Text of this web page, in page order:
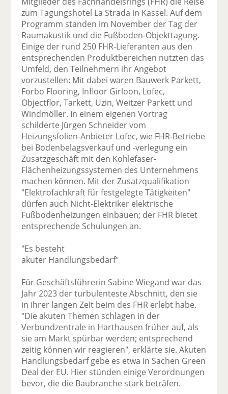
zum Tagungshotel La Strada in Kassel. Auf dem
Programm standen im November der Tag der
Raumakustik und die Fußboden-Objekttagung.
Einige der rund 250 FHR-Lieferanten aus den
entsprechenden Produktbereichen nutzten das
Umfeld, den Teilnehmern ihr Angebot
vorzustellen: Mit dabei waren Bauwerk Parkett,
Forbo Flooring, Infloor Girloon, Lofec,
Objectflor, Tarkett, Uzin, Weitzer Parkett und
Windmöller. In einem eigenen Vortrag
schilderte Jürgen Schneider vom
Heizungsfolien-Anbieter Lofec, wie FHR-Betriebe
bei Bodenbelagsverkauf und -verlegung ein
Zusatzgeschäft mit den Kohlefaser-
Flächenheizungssystemen des Unternehmens
machen können. Mit der Zusatzqualifikation
"Elektrofachkraft für festgelegte Tätigkeiten"
dürfen auch Nicht-Elektriker elektrische
Fußbodenheizungen einbauen; der FHR bietet
entsprechende Schulungen an.
"Es besteht
akuter Handlungsbedarf"
Für Geschäftsführerin Sabine Wiegand war das
Jahr 2023 der turbulenteste Abschnitt, den sie
in ihrer langen Zeit beim des FHR erlebt habe.
"Die akuten Themen schlagen in der
Verbundzentrale in Harthausen früher auf, als
sie am Markt spürbar werden; entsprechend
zeitig können wir reagieren", erklärte sie. Akuten
Handlungsbedarf gebe es etwa in Sachen Green
Deal der EU. Hier stünden einige Verordnungen
bevor, die die Baubranche stark beträfen.